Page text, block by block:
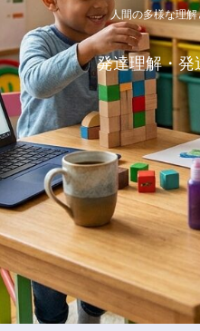
人間の多様な理
発達理解・発